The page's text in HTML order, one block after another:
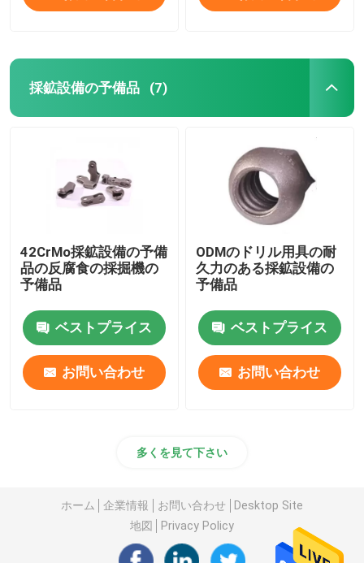
採鉱設備の予備品 (7)
42CrMo採鉱設備の予備
品の反腐食の採掘機の
予備品
ベストプライス
お問い合わせ
ODMのドリル用具の耐
久力のある採鉱設備の
予備品
ベストプライス
お問い合わせ
多くを見て下さい
ホーム 企業情報 お問い合わせ
Desktop Site
地図
Privacy Policy